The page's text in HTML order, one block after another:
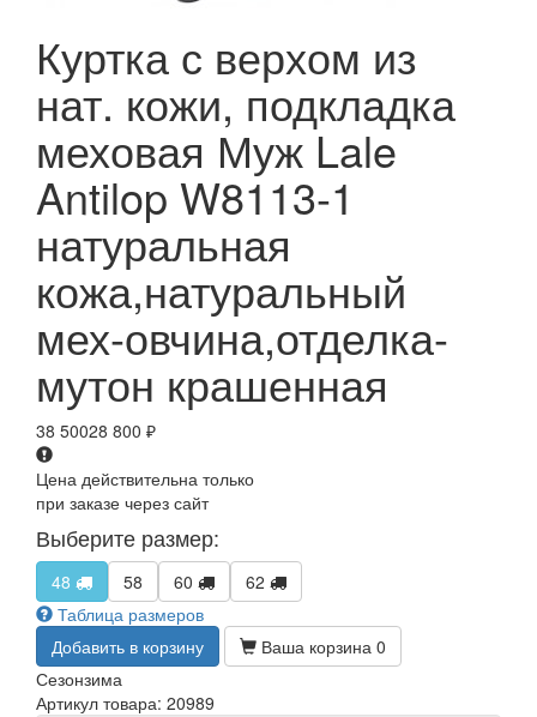
Куртка с верхом из
нат. кожи, подкладка
меховая Муж Lale
Antilop W8113-1
натуральная
кожа,натуральный
мех-овчина,отделка-
мутон крашенная
38 50028 800 ₽
Цена действительна только
при заказе через сайт
Выберите размер:
48 58 60
62
Таблица размеров
Добавить в корзину
Ваша корзина 0
Сезонзима
Артикул товара: 20989